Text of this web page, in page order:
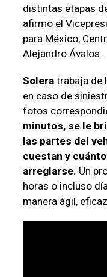
distintas etapas
afirmó el
para México,
Alejandro Ávalos.
Soleratrabaja de
en caso de
fotos
minutos, se le
las partes del
cuestan y
arreglarse. Un
horas o incluso
manera ágil,